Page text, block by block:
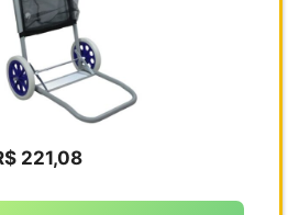
221,08